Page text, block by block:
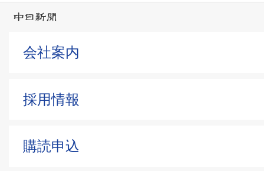
会社案内
採用情報
購読申込